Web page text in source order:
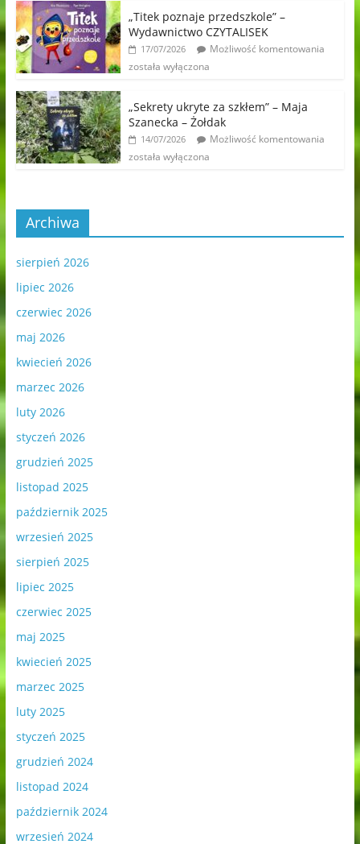
„Titek poznaje przedszkole” –
Wydawnictwo CZYTALISEK
17/07/2026
Możliwość komentowania
została wyłączona
„Sekrety ukryte za szkłem” – Maja
Szanecka – Żołdak
14/07/2026
Możliwość komentowania
została wyłączona
Archiwa
sierpień 2026
lipiec 2026
czerwiec 2026
maj 2026
kwiecień 2026
marzec 2026
luty 2026
styczeń 2026
grudzień 2025
listopad 2025
październik 2025
wrzesień 2025
sierpień 2025
lipiec 2025
czerwiec 2025
maj 2025
kwiecień 2025
marzec 2025
luty 2025
styczeń 2025
grudzień 2024
listopad 2024
październik 2024
wrzesień 2024